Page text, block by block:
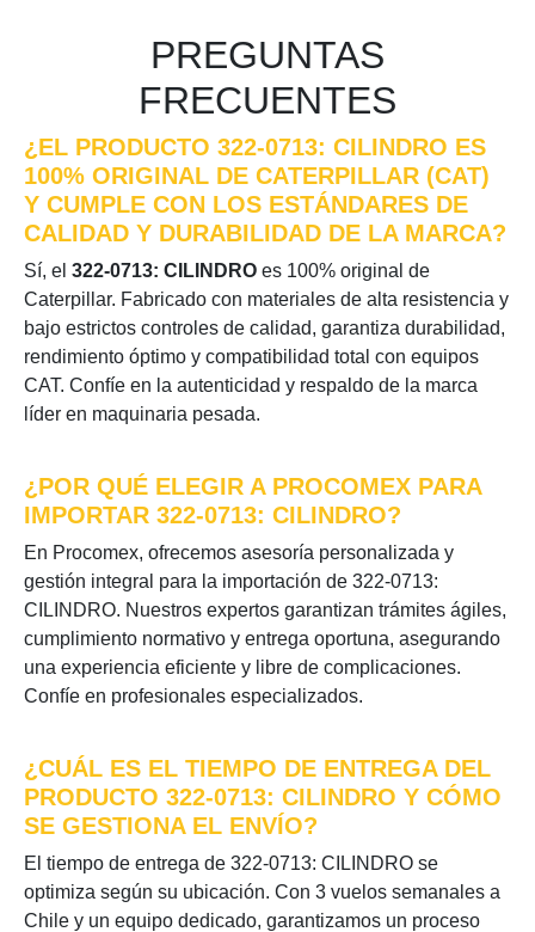
PREGUNTAS
FRECUENTES
¿EL PRODUCTO 322-0713: CILINDRO ES
100% ORIGINAL DE CATERPILLAR (CAT)
Y CUMPLE CON LOS ESTÁNDARES DE
CALIDAD Y DURABILIDAD DE LA MARCA?
Sí, el 322-0713: CILINDRO es 100% original de
Caterpillar. Fabricado con materiales de alta resistencia y
bajo estrictos controles de calidad, garantiza durabilidad,
rendimiento óptimo y compatibilidad total con equipos
CAT. Confíe en la autenticidad y respaldo de la marca
líder en maquinaria pesada.
¿POR QUÉ ELEGIR A PROCOMEX PARA
IMPORTAR 322-0713: CILINDRO?
En Procomex, ofrecemos asesoría personalizada y
gestión integral para la importación de 322-0713:
CILINDRO. Nuestros expertos garantizan trámites ágiles,
cumplimiento normativo y entrega oportuna, asegurando
una experiencia eficiente y libre de complicaciones.
Confíe en profesionales especializados.
¿CUÁL ES EL TIEMPO DE ENTREGA DEL
PRODUCTO 322-0713: CILINDRO Y CÓMO
SE GESTIONA EL ENVÍO?
El tiempo de entrega de 322-0713: CILINDRO se
optimiza según su ubicación. Con 3 vuelos semanales a
Chile y un equipo dedicado, garantizamos un proceso